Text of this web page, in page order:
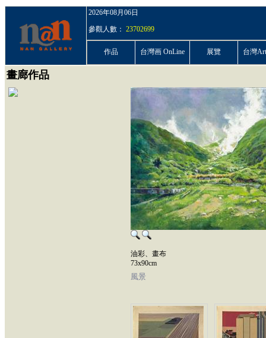
2026年08月06日
參觀人數： 23702699
作品 台灣画 OnLine 展覽 台灣
畫廊作品
油彩、畫布
73x90cm
風景